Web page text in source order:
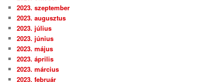
2023. szeptember
2023. augusztus
2023. július
2023. június
2023. május
2023. április
2023. március
2023. február